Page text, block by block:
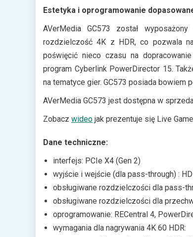
Estetyka i oprogramowanie
AVerMedia GC573 został
rozdzielczość 4K z HDR, co pozwala
poświęcić nieco czasu na
program Cyberlink PowerDirector 15.
na tematyce gier. GC573 posiada bowiem
AVerMedia GC573 jest dostępna w
Zobacz wideo jak prezentuje się Live
Dane techniczne:
interfejs: PCIe X4 (Gen 2)
wyjście i wejście (dla pass-through) :
obsługiwane rozdzielczości dla pass-
obsługiwane rozdzielczości dla
oprogramowanie: RECentral 4,
wymagania dla nagrywania 4K 60 HDR: